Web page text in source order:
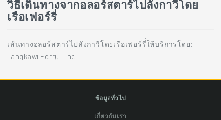
วิธีเดินทางจากอลอร์สตาร์ไปลังกาวีโดย
เรือเฟอร์รี่่
เส้นทางอลอร์สตาร์ไปลังกาวีโดยเรือเฟอร์รี่่ให้บริการโดย:
Langkawi Ferry Line
ข้อมูลทั่วไป
เกี่ยวกับเรา